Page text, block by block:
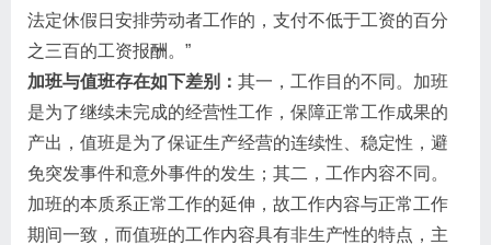
法定休假日安排劳动者工作的，支付不低于工资的百分
之三百的工资报酬。”
加班与值班存在如下差别： 其一，工作目的不同。加班
是为了继续未完成的经营性工作，保障正常工作成果的
产出，值班是为了保证生产经营的连续性、稳定性，避
免突发事件和意外事件的发生；其二，工作内容不同。
加班的本质系正常工作的延伸，故工作内容与正常工作
期间一致，而值班的工作内容具有非生产性的特点，主